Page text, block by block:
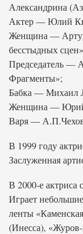
Александрина
Актер — Юлий
Женщина —
бесстыдных
Председатель —
Фрагменты»;
Бабка — Михаил
Женщина — Юрий
Варя — А.П.Чехов
В 1999 году
Заслуженная
В 2000-е актриса
Играет
ленты
(Инесса),